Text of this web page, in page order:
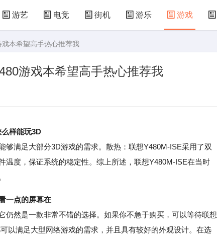
游艺 电竞 街机 游乐 游戏
童游戏 益智玩具
本希望高手热心推荐我
游戏本希望高手热心推荐我
样能玩3D
够满足大部分3D游戏的需求。散热：联想Y480M-ISE采用了双
温度，保证系统的稳定性。综上所述，联想Y480M-ISE在当时
一点的屏幕在
然是一款非常不错的选择。如果你不急于购买，可以等待联想
以满足大型网络游戏的需求，并且具有较好的外观设计。在选